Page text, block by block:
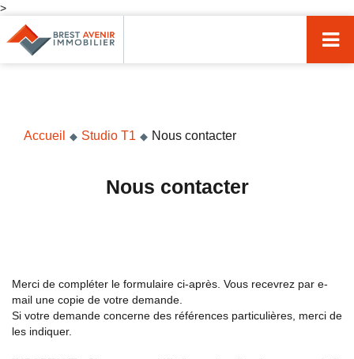
>
Accueil
Louer
Gestion locative
Accueil Studio T1 Nous contacter
Nous contacter
Merci de compléter le formulaire ci-après. Vous recevrez par e-
mail une copie de votre demande.
Si votre demande concerne des références particulières, merci de
les indiquer.